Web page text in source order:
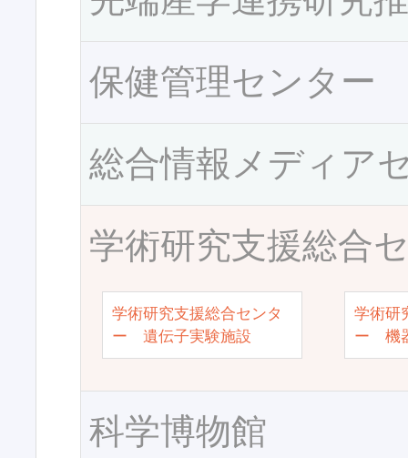
保健管理センター
総合情報メディア
学術研究支援総合
学術研究支援総合センタ
ー 遺伝子実験施設
学術研
ー 機
科学博物館